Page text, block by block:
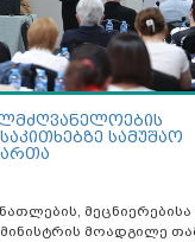
სამუშაო
მეცნიერებისა
მოადგილე